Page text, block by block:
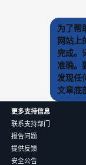
为了帮
网站上
完成。
准确。
发现任
文章底
更多支持信息
联系支持部门
报告问题
提供反馈
安全公告